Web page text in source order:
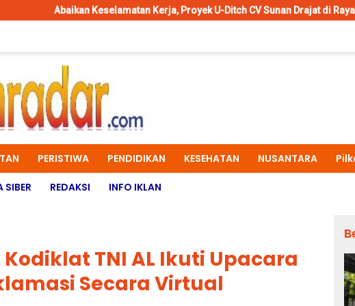
Kerja, Proyek U-Ditch CV Sunan Drajat di Raya Ngemplak
PERISTIWA PENDIDIKAN KESEHATAN NUSANTARA
SIBER REDAKSI INFO IKLAN
TNI AL Ikuti Upacara
Secara Virtual